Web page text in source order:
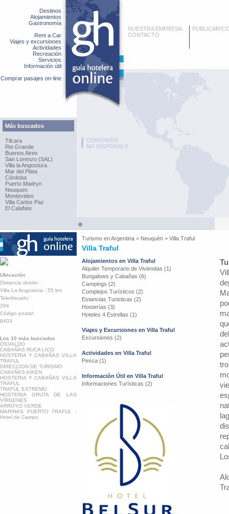
Destinos
Alojamientos
Gastronomía
Rent a Car
Viajes y excursiones
Actividades
Recreación
Servicios
Información útil
Comprar pasajes on-line
Más buscados
Tilcara
Rio Grande
Buenos Aires
San Lorenzo (SAL)
Villa la Angostura
Mar del Plata
Córdoba
Puerto Madryn
Neuquen
Montevideo
Villa Carlos Paz
El Calafate
NUESTRA EMPRESA
CONTACTO
PUBLICAR/
Turismo enArgentina > Neuquén > Villa Traful
Villa Traful
Ubicación
Distancia desde:
Villa La Angostura : 55 km
Telediscado:
294
Código postal:
8403
Los 10 más buscados
OSVALDO
CABAÑAS RUCA LICO
HOSTERIA Y CABAÑAS VILLA
TRAFUL
DIRECCION DE TURISMO
CABAÑAS AIKEN
HOSTERIA Y CABAÑAS VILLA
TRAFUL
TRAFUL EXTREMO
HOSTERIA GRUTA DE LAS
VÍRGENES
ARROYO VERDE
MARINAS PUERTO TRAFUL -
Hotel de Campo
Alojamientos en Villa Traful
Alquiler Temporario de Viviendas (1)
Bungalows y Cabañas (6)
Campings (2)
Complejos Turísticos (2)
Estancias Turisticas (2)
Hosterías (3)
Hoteles 4 Estrellas (1)
Viajes y Excursiones en Villa Traful
Excursiones (2)
Actividades en Villa Traful
Pesca (1)
Información Útil en Villa Traful
Informaciones Turísticas (2)